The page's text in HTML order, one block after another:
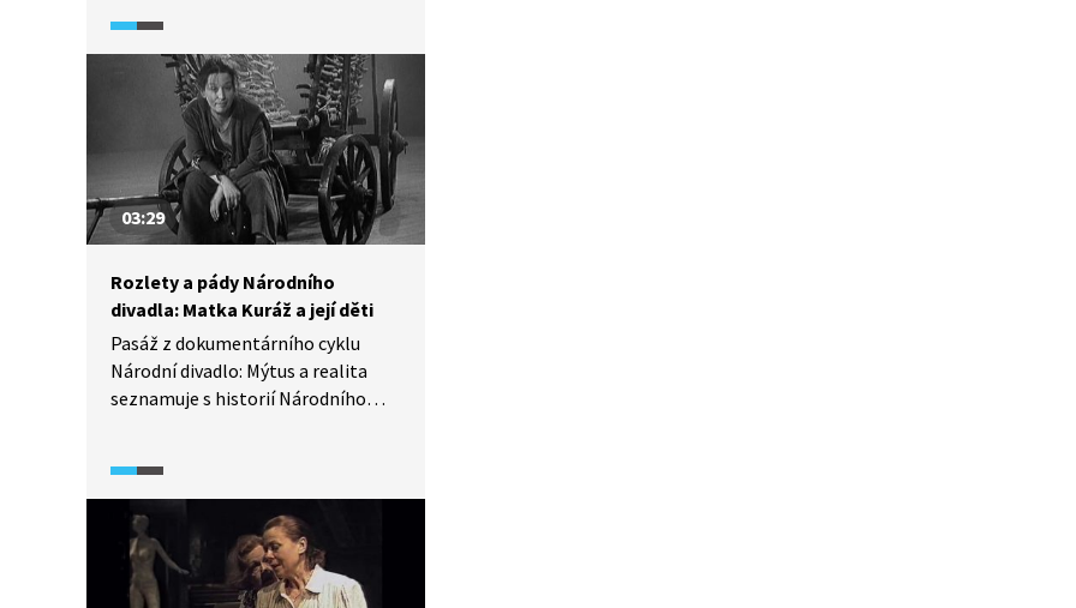
sovětskými vojsky a počátek tzv.
normalizace. Pojednává především
o scéně činohry a opery Národního
divadla a jejich vývoji po roce 1968.
03:29
Rozlety a pády Národního
divadla: Matka Kuráž a její děti
Pasáž z dokumentárního cyklu
Národní divadlo: Mýtus a realita
seznamuje s historií Národního
činohra Bertolda Brechta Matka
poněkud vymkla z rukou.
O inscenaci hovoří její režisér Jan
Kačer.